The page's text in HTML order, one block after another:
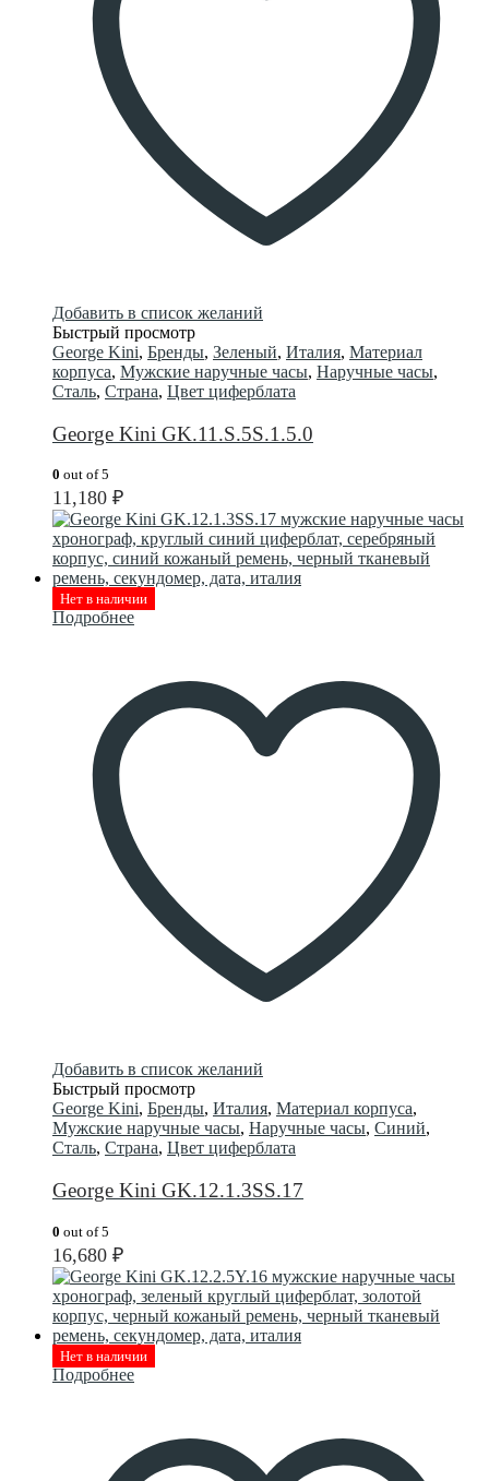
Добавить в список желаний
Быстрый просмотр
George Kini, Бренды, Зеленый, Италия, Материал
корпуса, Мужские наручные часы, Наручные часы,
Сталь, Страна, Цвет циферблата
George Kini GK.11.S.5S.1.5.0
0 out of 5
11,180 ₽
Нет в наличии
Подробнее
Добавить в список желаний
Быстрый просмотр
George Kini, Бренды, Италия, Материал корпуса,
Мужские наручные часы, Наручные часы, Синий,
Сталь, Страна, Цвет циферблата
George Kini GK.12.1.3SS.17
0 out of 5
16,680 ₽
Нет в наличии
Подробнее